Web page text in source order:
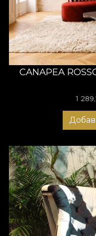
CANAPEA
1